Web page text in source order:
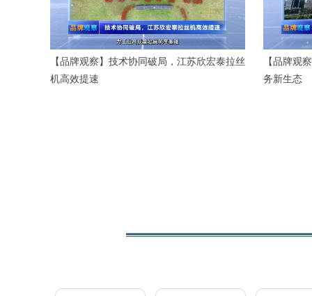
【品牌观察】技术协同破局，江苏欣宏泰拉丝
机高效提速
【品牌观
务新生态